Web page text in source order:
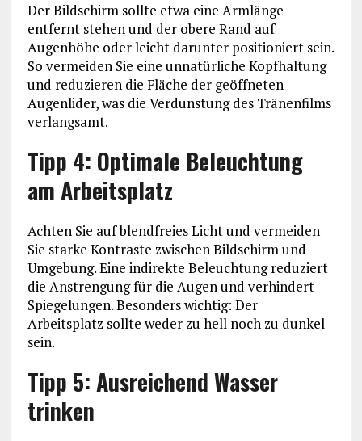
Der Bildschirm sollte etwa eine Armlänge
entfernt stehen und der obere Rand auf
Augenhöhe oder leicht darunter positioniert sein.
So vermeiden Sie eine unnatürliche Kopfhaltung
und reduzieren die Fläche der geöffneten
Augenlider, was die Verdunstung des Tränenfilms
verlangsamt.
Tipp 4: Optimale Beleuchtung
am Arbeitsplatz
Achten Sie auf blendfreies Licht und vermeiden
Sie starke Kontraste zwischen Bildschirm und
Umgebung. Eine indirekte Beleuchtung reduziert
die Anstrengung für die Augen und verhindert
Spiegelungen. Besonders wichtig: Der
Arbeitsplatz sollte weder zu hell noch zu dunkel
sein.
Tipp 5: Ausreichend Wasser
trinken